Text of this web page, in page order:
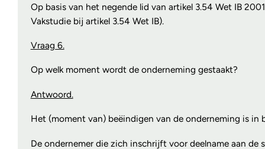
Op basis van het negende lid van artikel 3.54 Wet IB
Vakstudie bij artikel 3.54 Wet IB).
Vraag 6.
Op welk moment wordt de onderneming gestaakt?
Antwoord.
Het (moment van) beëindigen van de onderneming is in
De ondernemer die zich inschrijft voor deelname aan